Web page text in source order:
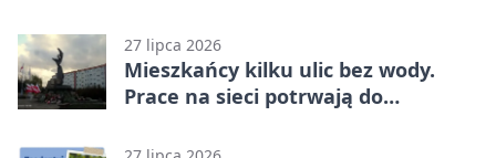
27 lipca 2026
Mieszkańcy kilku ulic bez wody.
Prace na sieci potrwają do